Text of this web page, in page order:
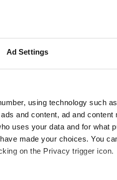
Ad Settings
using technology such
and content, ad and content
uses your data and for what
made your choices. You
on the Privacy trigger icon.
autres ce que